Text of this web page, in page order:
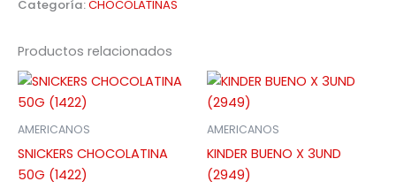
Categoría:CHOCOLATINAS
Productos relacionados
AMERICANOS
SNICKERS CHOCOLATINA
50G (1422)
AMERICANOS
KINDER BUENO X 3UND
(2949)